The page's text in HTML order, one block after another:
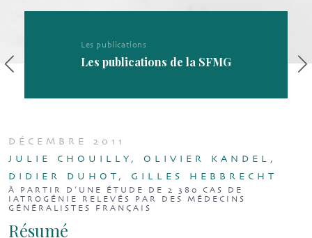
Les publications
Les publications de la SFMG
DÉCEMBRE 2011
JULIE CHOUILLY, OLIVIER KANDEL,
DIDIER DUHOT, GILLES HEBBRECHT
À PARTIR D’UNE ÉTUDE DE 2 380 CAS DE
IATROGÉNIE RELEVÉS PAR DES MÉDECINS
GÉNÉRALISTES FRANÇAIS
Résumé